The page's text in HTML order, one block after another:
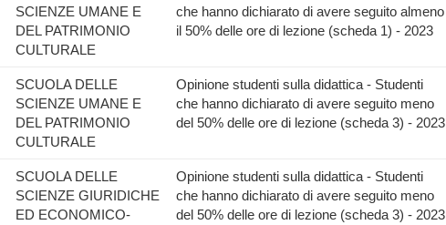
SCIENZE UMANE E
DEL PATRIMONIO
CULTURALE
che hanno dichiarato di avere seguito almeno
il 50% delle ore di lezione (scheda 1) - 2023
SCUOLA DELLE
SCIENZE UMANE E
DEL PATRIMONIO
CULTURALE
Opinione studenti sulla didattica - Studenti
che hanno dichiarato di avere seguito meno
del 50% delle ore di lezione (scheda 3) - 2023
SCUOLA DELLE
SCIENZE GIURIDICHE
ED ECONOMICO-
Opinione studenti sulla didattica - Studenti
che hanno dichiarato di avere seguito meno
del 50% delle ore di lezione (scheda 3) - 2023